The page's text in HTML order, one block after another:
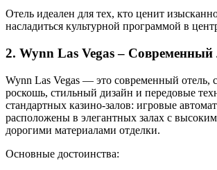
Отель идеален для тех, кто ценит
насладиться культурной программой в
2. Wynn Las Vegas –
Wynn Las Vegas — это современный отель,
роскошь, стильный дизайн и передовые
стандартных казино-залов: игровые
расположены в элегантных залах с
дорогими материалами отделки.
Основные достоинства: